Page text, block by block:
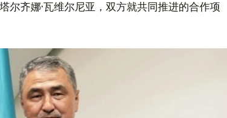
尔齐娜·瓦维尔尼亚，双方就共同推进的合作项